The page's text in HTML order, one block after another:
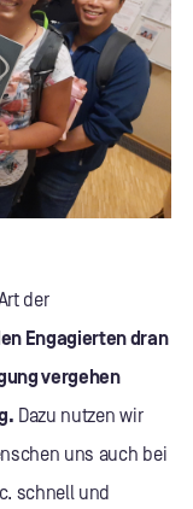
der
Engagierten dran
vergehen
Dazu nutzen wir
uns auch bei
schnell und